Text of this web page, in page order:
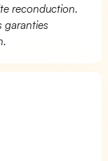
reconduction.
garanties